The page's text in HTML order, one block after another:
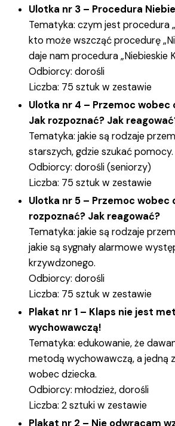
Ulotka nr 3 – Procedura
Tematyka: czym jest procedura
kto może wszcząć procedurę
daje nam procedura „Niebieskie
Odbiorcy: dorośli
Liczba: 75 sztuk w zestawie
Ulotka nr 4 – Przemoc
Jak rozpoznać? Jak
Tematyka: jakie są rodzaje
starszych, gdzie szukać pomocy.
Odbiorcy: dorośli (seniorzy)
Liczba: 75 sztuk w zestawie
Ulotka nr 5 – Przemoc wobec
rozpoznać? Jak reagować?
Tematyka: jakie są rodzaje
jakie są sygnały alarmowe
krzywdzonego.
Odbiorcy: dorośli
Liczba: 75 sztuk w zestawie
Plakat nr 1 – Klaps nie jest
wychowawczą!
Tematyka: edukowanie, że
metodą wychowawczą, a jedną
wobec dziecka.
Odbiorcy: młodzież, dorośli
Liczba: 2 sztuki w zestawie
Plakat nr 2 – Nie odwracam